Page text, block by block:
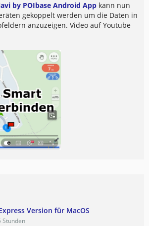
by POIbase Android App kann nun
gekoppelt werden um die Daten in
anzuzeigen. Video auf Youtube
Version für MacOS
Stunden